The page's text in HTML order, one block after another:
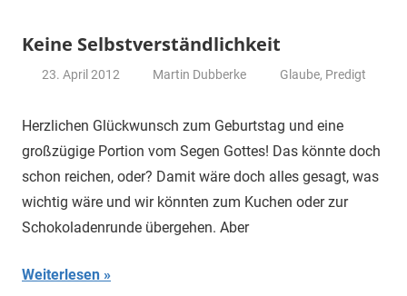
Keine Selbstverständlichkeit
23. April 2012 Martin Dubberke Glaube, Predigt
Herzlichen Glückwunsch zum Geburtstag und eine
großzügige Portion vom Segen Gottes! Das könnte doch
schon reichen, oder? Damit wäre doch alles gesagt, was
wichtig wäre und wir könnten zum Kuchen oder zur
Schokoladenrunde übergehen. Aber
Weiterlesen